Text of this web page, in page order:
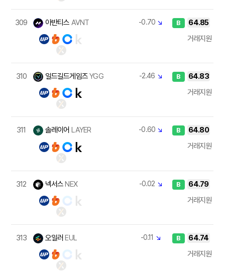
309 아반티스 AVNT -0.70 ↘ B
64.85
거래지원
310 일드길드게임즈YGG -2.46 ↘ B
64.83
거래지원
311 솔레이어 LAYER -0.60 ↘ B
64.80
거래지원
312 넥서스NEX -0.02 ↘ B
64.79
거래지원
313 오일러EUL -0.11 ↘ B
64.74
거래지원